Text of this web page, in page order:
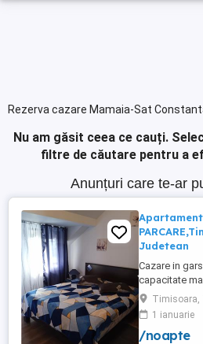
Rezerva cazare Mamaia-Sat
Nu am găsit ceea ce cauți.
filtre de căutare pentru a
Anunțuri care te-ar
Judetean
Cazare in
capacitate
la 2 km de
strazi)de
Noua Centura.
Timisoara,
1 ianuarie
/noapte